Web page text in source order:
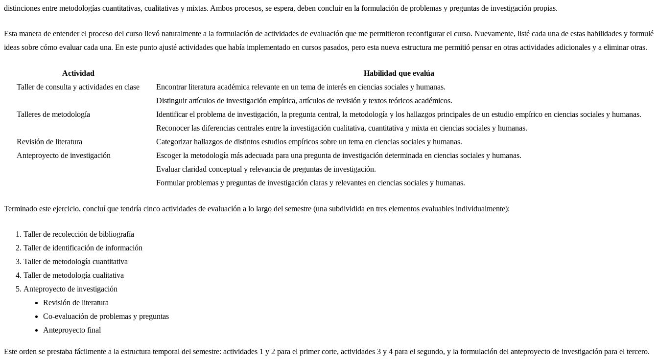
distinciones entre metodologías cuantitativas, cualitativas y mixtas. Ambos procesos, se espera, deben concluir en la formulación de problemas y preguntas de investigación propias.
Esta manera de entender el proceso del curso llevó naturalmente a la formulación de actividades de evaluación que me permitieron reconfigurar el curso. Nuevamente, listé cada una de estas habilidades y formulé
ideas sobre cómo evaluar cada una. En este punto ajusté actividades que había implementado en cursos pasados, pero esta nueva estructura me permitió pensar en otras actividades adicionales y a eliminar otras.
Actividad
Habilidad que evalúa
Taller de consulta y actividades en clase
Encontrar literatura académica relevante en un tema de interés en ciencias sociales y humanas.
Distinguir artículos de investigación empírica, artículos de revisión y textos teóricos académicos.
Talleres de metodología
Identificar el problema de investigación, la pregunta central, la metodología y los hallazgos principales de un estudio empírico en ciencias sociales y humanas.
Reconocer las diferencias centrales entre la investigación cualitativa, cuantitativa y mixta en ciencias sociales y humanas.
Revisión de literatura
Categorizar hallazgos de distintos estudios empíricos sobre un tema en ciencias sociales y humanas.
Anteproyecto de investigación
Escoger la metodología más adecuada para una pregunta de investigación determinada en ciencias sociales y humanas.
Evaluar claridad conceptual y relevancia de preguntas de investigación.
Formular problemas y preguntas de investigación claras y relevantes en ciencias sociales y humanas.
Terminado este ejercicio, concluí que tendría cinco actividades de evaluación a lo largo del semestre (una subdividida en tres elementos evaluables individualmente):
Taller de recolección de bibliografía
Taller de identificación de información
Taller de metodología cuantitativa
Taller de metodología cualitativa
Anteproyecto de investigación
Revisión de literatura
Co-evaluación de problemas y preguntas
Anteproyecto final
Este orden se prestaba fácilmente a la estructura temporal del semestre: actividades 1 y 2 para el primer corte, actividades 3 y 4 para el segundo, y la formulación del anteproyecto de investigación para el tercero.